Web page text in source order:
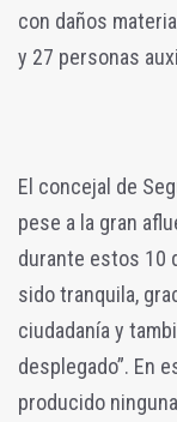
con daños
y 27 personas
El concejal de
pese a la gran
durante estos 10
sido tranquila,
ciudadanía y
desplegado”. En
producido